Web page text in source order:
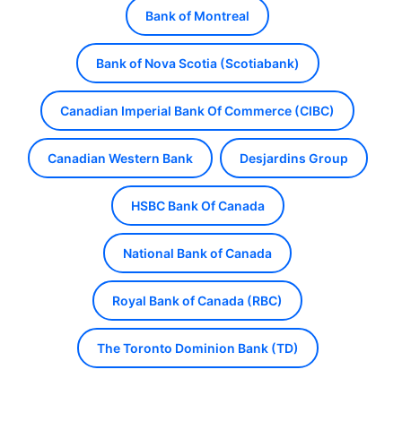
Bank of Montreal
Bank of Nova Scotia (Scotiabank)
Canadian Imperial Bank Of Commerce (CIBC)
Canadian Western Bank Desjardins Group
HSBC Bank Of Canada
National Bank of Canada
Royal Bank of Canada (RBC)
The Toronto Dominion Bank (TD)